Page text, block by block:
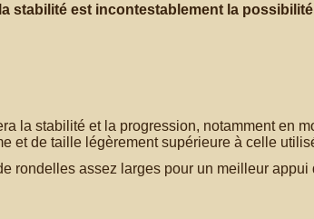
stabilité est incontestablement la
la stabilité et la progression, notamment en
et de taille légèrement supérieure à celle
rondelles assez larges pour un meilleur appui